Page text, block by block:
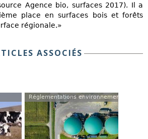
Agence bio, surfaces 2017). Il a
place en surfaces bois et forêts
régionale.»
ASSOCIÉS
Réglementations environnementales